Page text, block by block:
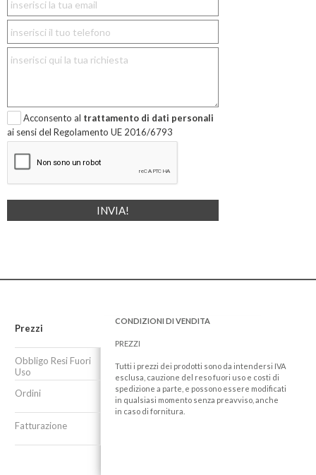
Acconsento al trattamento di dati personali
ai sensi del Regolamento UE 2016/6793
Prezzi
Obbligo Resi Fuori
Uso
Ordini
Fatturazione
CONDIZIONI DI VENDITA
PREZZI
Tutti i prezzi dei prodotti sono da intendersi IVA
esclusa, cauzione del reso fuori uso e costi di
spedizione a parte, e possono essere modificati
in qualsiasi momento senza preavviso, anche
in caso di fornitura.